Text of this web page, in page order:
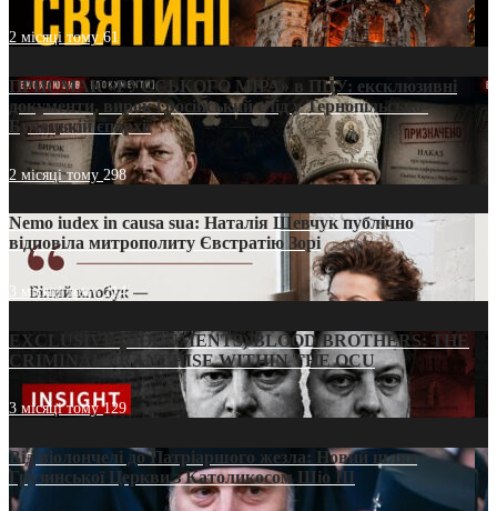
2 місяці тому61
ПРИСМАК «РУССЬКОГО МІРА» в ПЦУ: ексклюзивні
документи, вирок і російський слід у Тернопільсько-
Бучацькій єпархії
2 місяці тому 298
Nemo iudex in causa sua: Наталія Шевчук публічно
відповіла митрополиту Євстратію Зорі
3 місяці тому214
EXCLUSIVE (DOCUMENTS)/BLOOD BROTHERS: THE
CRIMINAL FRANCHISE WITHIN THE OCU
3 місяці тому129
Від віолончелі до Патріаршого жезла: Новий шлях
Грузинської Церкви з Католикосом Шіо III